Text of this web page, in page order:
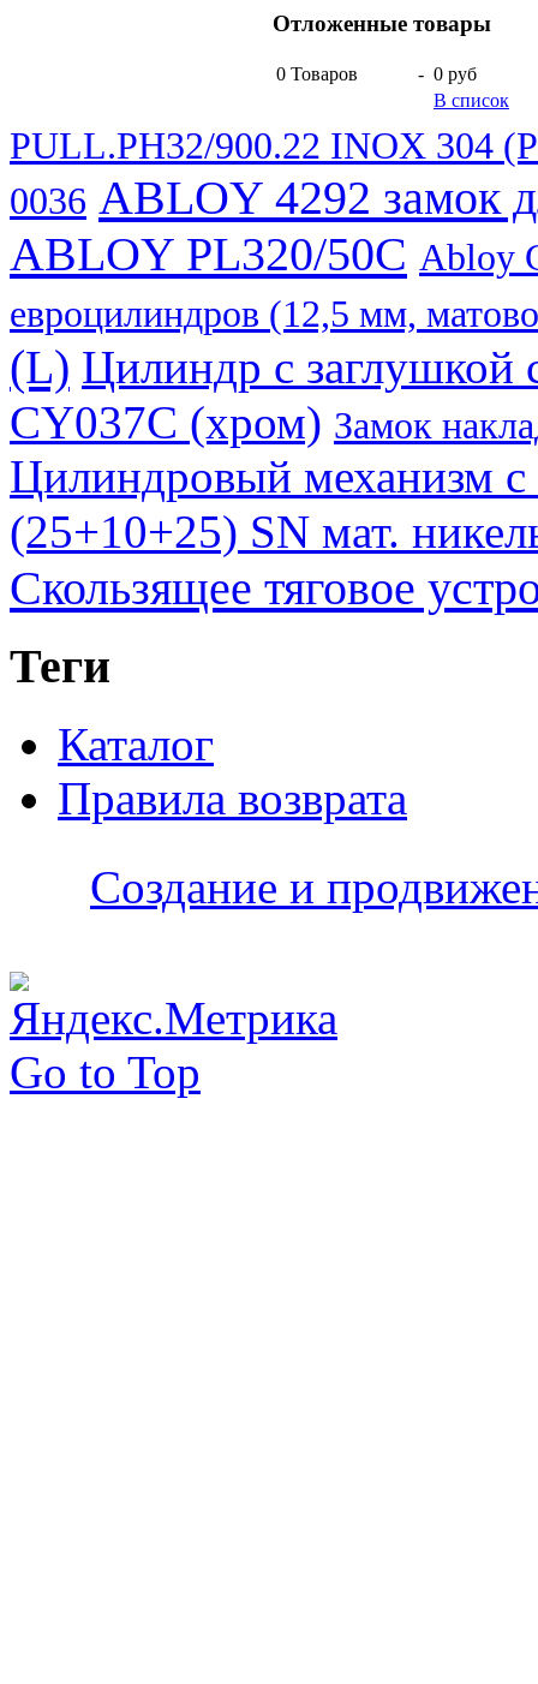
Отложенные товары
0 Товаров - 0 руб
В список
PULL.PH32/900.22 INOX 304
0036 ABLOY 4292 замок
ABLOY PL320/50С Abloy
евроцилиндров (12,5 мм,
(L) Цилиндр с заглушкой
CY037C (хром) Замок
Цилиндровый механизм
(25+10+25) SN мат.
Скользящее тяговое
Теги
Каталог
Правила возврата
Создание и
Go to Top